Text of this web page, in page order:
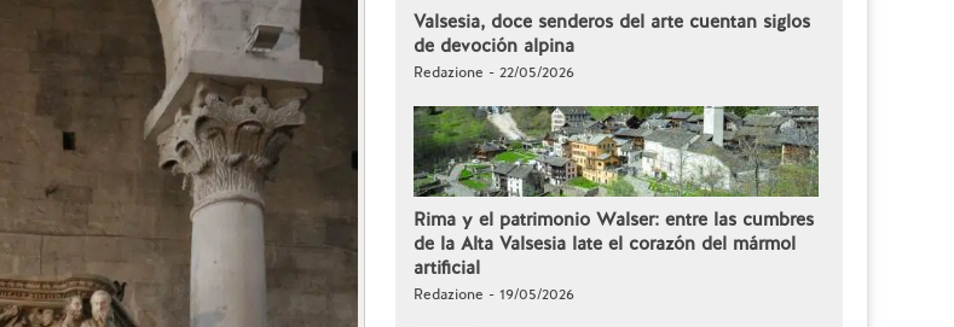
Valsesia, doce senderos del arte cuentan siglos
de devoción alpina
Redazione - 22/05/2026
Rima y el patrimonio Walser: entre las cumbres
de la Alta Valsesia late el corazón del mármol
artificial
Redazione - 19/05/2026